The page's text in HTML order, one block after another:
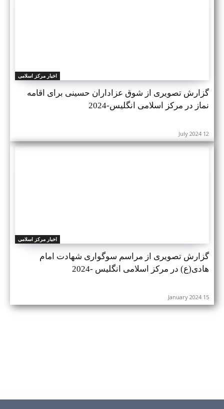
اخبار مرکز اسلامی
گزارش تصویری از شوق عزاداران حسینی برای اقامه
نماز در مرکز اسلامی انگلیس-2024
12 July 2024
اخبار مرکز اسلامی
گزارش تصویری از مراسم سوگواری شهادت امام
هادی(ع) در مرکز اسلامی انگلیس -2024
15 January 2024